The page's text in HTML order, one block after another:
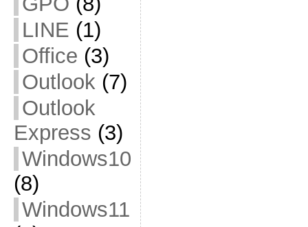
LINE (1)
Office (3)
Outlook(7)
Outlook
Express (3)
Windows10
(8)
Windows11